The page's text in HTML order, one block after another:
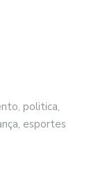
politica,
esportes